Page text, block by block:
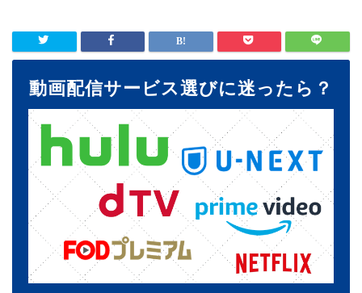
動画配信サービス選びに迷ったら？